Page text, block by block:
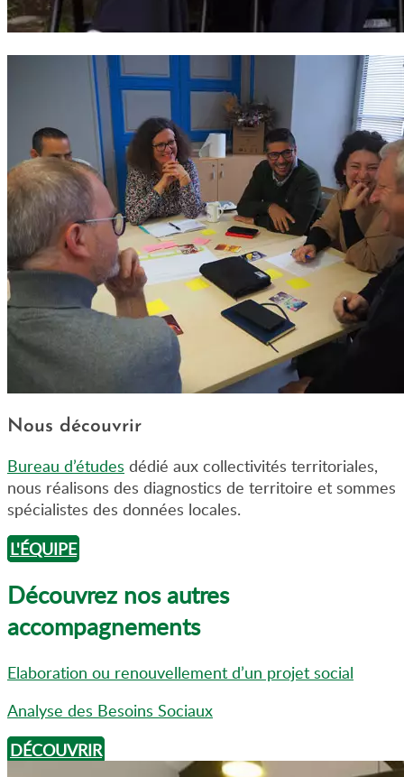
Nous découvrir
Bureau d’études dédié aux collectivités territoriales,
nous réalisons des diagnostics de territoire et sommes
spécialistes des données locales.
L'ÉQUIPE
Découvrez nos autres
accompagnements
Elaboration ou renouvellement d’un projet social
Analyse des Besoins Sociaux
DÉCOUVRIR